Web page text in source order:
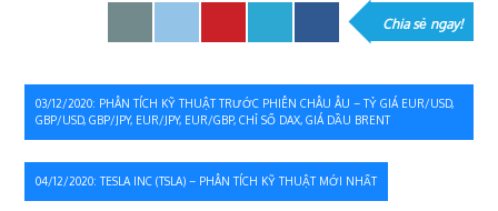
Chia sẻ ngay!
Điều
hướng
bài
03/12/2020: PHÂN TÍCH KỸ THUẬT TRƯỚC PHIÊN CHÂU ÂU – TỶ GIÁ EUR/USD,
GBP/USD, GBP/JPY, EUR/JPY, EUR/GBP, CHỈ SỐ DAX, GIÁ DẦU BRENT
04/12/2020: TESLA INC (TSLA) – PHÂN TÍCH KỸ THUẬT MỚI NHẤT